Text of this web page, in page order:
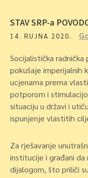
STAV SRP-a
14. RUJNA 2020.
Socijalistička
pokušaje imperijalnih
ucjenama prema
potporom i
situaciju u državi i
ispunjenje vlastitih
Za rješavanje
institucije i građani
dijalogom, što priliči